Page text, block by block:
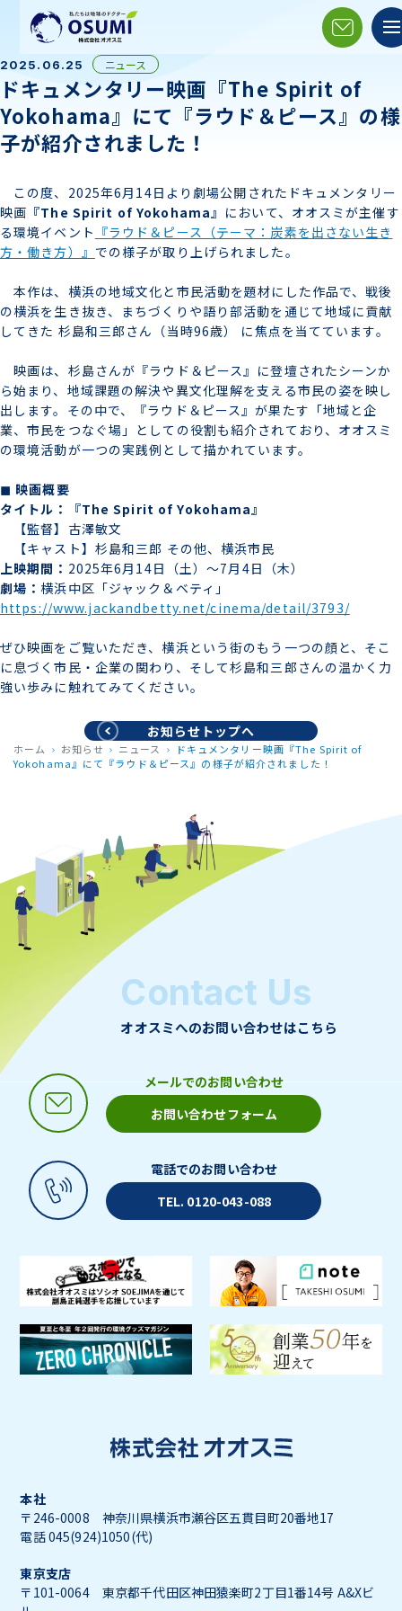
2025.06.25 ニュース
ドキュメンタリー映画『The Spirit of
Yokohama』にて『ラウド＆ピース』の様
子が紹介されました！
この度、2025年6月14日より劇場公開されたドキュメンタリー
映画 『The Spirit of Yokohama』 において、オオスミが主催す
る環境イベント 『ラウド＆ピース（テーマ：炭素を出さない生き
方・働き方）』 での様子が取り上げられました。
本作は、横浜の地域文化と市民活動を題材にした作品で、戦後
の横浜を生き抜き、まちづくりや語り部活動を通じて地域に貢献
してきた 杉島和三郎さん（当時96歳） に焦点を当てています。
映画は、杉島さんが『ラウド＆ピース』に登壇されたシーンか
ら始まり、地域課題の解決や異文化理解を支える市民の姿を映し
出します。その中で、『ラウド＆ピース』が果たす「地域と企
業、市民をつなぐ場」としての役割も紹介されており、オオスミ
の環境活動が一つの実践例として描かれています。
◼ 映画概要
タイトル：『The Spirit of Yokohama』
【監督】古澤敏文
【キャスト】杉島和三郎 その他、横浜市民
上映期間： 2025年6月14日（土）〜7月4日（木）
劇場：横浜中区「ジャック＆ベティ」
https://www.jackandbetty.net/cinema/detail/3793/
ぜひ映画をご覧いただき、横浜という街のもう一つの顔と、そこ
に息づく市民・企業の関わり、そして杉島和三郎さんの温かく力
強い歩みに触れてみてください。
お知らせトップへ
ホーム お知らせ ニュース
ドキュメンタリー映画『The Spirit of
Yokohama』にて『ラウド＆ピース』の様子が紹介されました！
Contact Us
オオスミへのお問い合わせはこちら
メールでのお問い合わせ
お問い合わせフォーム
電話でのお問い合わせ
TEL. 0120-043-088
本社
〒246-0008 神奈川県横浜市瀬谷区五貫目町20番地17
電話 045(924)1050(代)
東京支店
〒101-0064 東京都千代田区神田猿楽町2丁目1番14号 A&Xビ